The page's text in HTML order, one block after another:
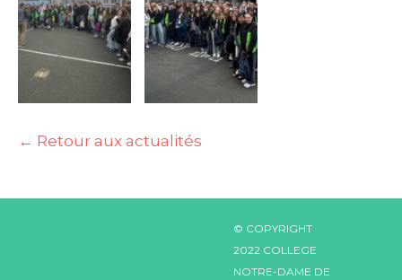
← Retour aux actualités
© COPYRIGHT
2022 COLLEGE
NOTRE-DAME DE